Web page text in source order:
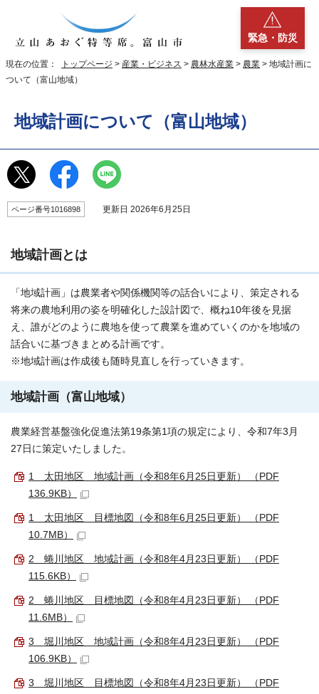
緊急・防災
現在の位置： トップページ > 産業・ビジネス > 農林水産業 > 農業 > 地域計画に
ついて（富山地域）
地域計画について（富山地域）
ページ番号1016898 更新日 2026年6月25日
地域計画とは
「地域計画」は農業者や関係機関等の話合いにより、策定される
将来の農地利用の姿を明確化した設計図で、概ね10年後を見据
え、誰がどのように農地を使って農業を進めていくのかを地域の
話合いに基づきまとめる計画です。
※地域計画は作成後も随時見直しを行っていきます。
地域計画（富山地域）
農業経営基盤強化促進法第19条第1項の規定により、令和7年3月
27日に策定いたしました。
1 太田地区 地域計画（令和8年6月25日更新） （PDF
136.9KB）
1 太田地区 目標地図（令和8年6月25日更新） （PDF
10.7MB）
2 蜷川地区 地域計画（令和8年4月23日更新） （PDF
115.6KB）
2 蜷川地区 目標地図（令和8年4月23日更新） （PDF
11.6MB）
3 堀川地区 地域計画（令和8年4月23日更新） （PDF
106.9KB）
3 堀川地区 目標地図（令和8年4月23日更新） （PDF